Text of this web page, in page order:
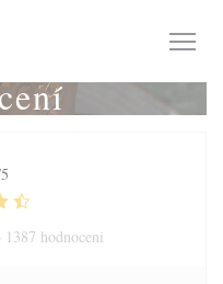
1387 hodnoceni